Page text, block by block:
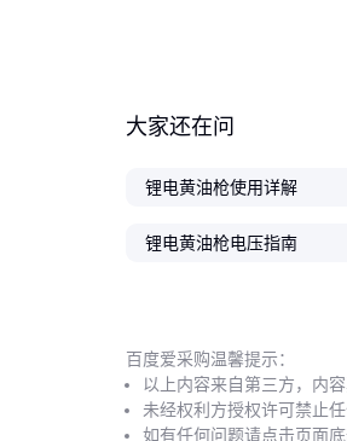
大家还在问
锂电黄油枪使用详解
锂电黄油枪电压指南
百度爱采购温馨提示：
以上内容来自第三方，内
未经权利方授权许可禁止
如有任何问题请点击页面